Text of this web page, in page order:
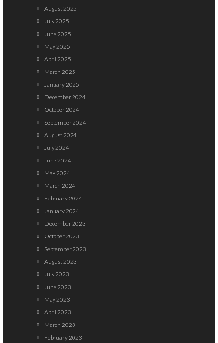
August 2025
July 2025
June 2025
May 2025
April 2025
March 2025
January 2025
December 2024
October 2024
September 2024
August 2024
July 2024
June 2024
May 2024
March 2024
February 2024
January 2024
December 2023
October 2023
September 2023
August 2023
July 2023
June 2023
May 2023
April 2023
March 2023
February 2023